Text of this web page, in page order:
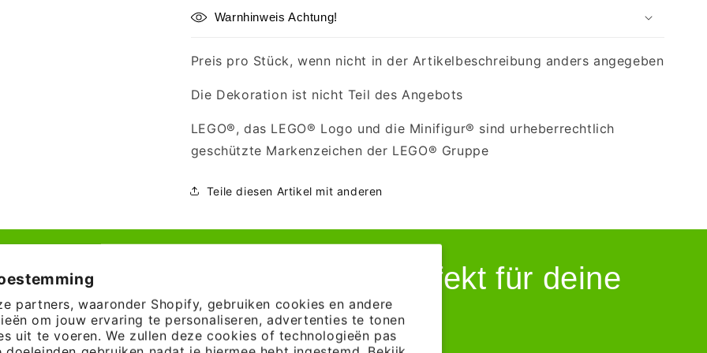
partners, waaronder Shopify, gebruiken cookies en andere
om jouw ervaring te personaliseren, advertenties te tonen
uit te voeren. We zullen deze cookies of technologieën pas
Warnhinweis Achtung!
Preis pro Stück, wenn nicht in der Artikelbeschreibung anders angegeben
Die Dekoration ist nicht Teil des Angebots
LEGO®, das LEGO® Logo und die Minifigur® sind urheberrechtlich
geschützte Markenzeichen der LEGO® Gruppe
Teile diesen Artikel mit anderen
Klemmbausteine – perfekt für deine